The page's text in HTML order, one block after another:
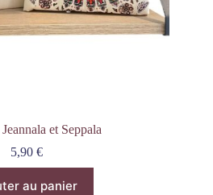
et Seppala
5,90€
au panier